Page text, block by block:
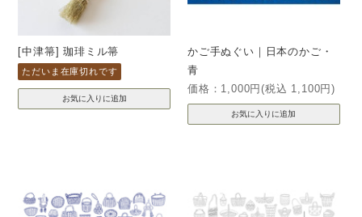
[中津箒] 珈琲ミル箒
ただいま在庫切れです
かご手ぬぐい｜日本のかご・
青
価格：1,000円(税込 1,100円)